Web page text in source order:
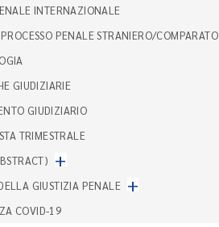
INTERNAZIONALE
PENALE STRANIERO/COMPARATO
GIUDIZIARIE
GIUDIZIARIO
TRIMESTRALE
+
GIUSTIZIA PENALE +
COVID-19